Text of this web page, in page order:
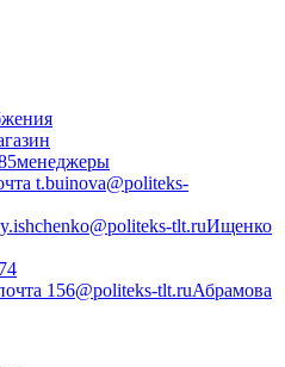
менеджеры
t.buinova@politeks-
tlt.ruИщенко
156@politeks-tlt.ruАбрамова